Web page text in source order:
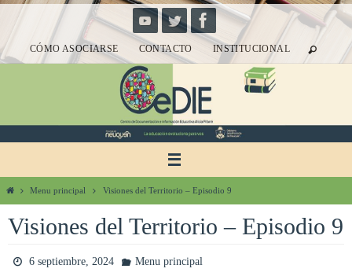
contenidoCÓMO ASOCIARSE CONTACTO INSTITUCIONAL
InicioMenu principal Visiones del Territorio – Episodio 9
Visiones del Territorio – Episodio 9
6 septiembre, 2024 Menu principal